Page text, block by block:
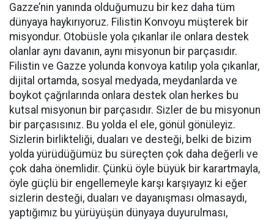
Gazze’nin yanında olduğumuzu bir kez daha tüm
dünyaya haykırıyoruz. Filistin Konvoyu müşterek bir
misyondur. Otobüsle yola çıkanlar ile onlara destek
olanlar aynı davanın, aynı misyonun bir parçasıdır.
Filistin ve Gazze yolunda konvoya katılıp yola çıkanlar,
dijital ortamda, sosyal medyada, meydanlarda ve
boykot çağrılarında onlara destek olan herkes bu
kutsal misyonun bir parçasıdır. Sizler de bu misyonun
bir parçasısınız. Bu yolda el ele, gönül gönüleyiz.
Sizlerin birlikteliği, duaları ve desteği, belki de bizim
yolda yürüdüğümüz bu süreçten çok daha değerli ve
çok daha önemlidir. Çünkü öyle büyük bir karartmayla,
öyle güçlü bir engellemeyle karşı karşıyayız ki eğer
sizlerin desteği, duaları ve dayanışması olmasaydı,
yaptığımız bu yürüyüşün dünyaya duyurulması,